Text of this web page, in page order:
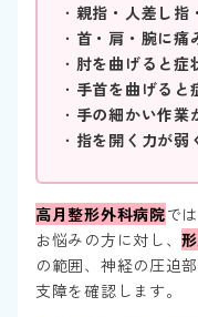
・ 親指・人差し指
・ 首・肩・腕に痛
・ 肘を曲げると症
・ 手首を曲げると
・ 手の細かい作業
・ 指を開く力が弱
高月整形外科病院では
お悩みの方に対し、
の範囲、神経の圧迫
支障を確認します。